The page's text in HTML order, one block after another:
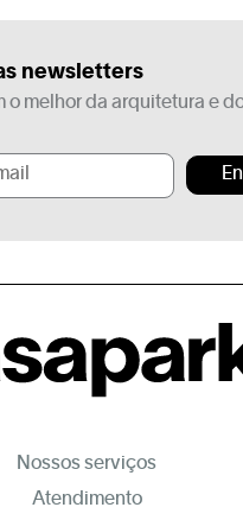
newsletters
o melhor da arquitetura e
Nossos serviços
Atendimento